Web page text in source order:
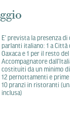
E' prevista la presenza di
parlanti italiano: 1 a Città
Oaxaca e 1 per il resto
Accompagnatore
costituiti da un minimo
12 pernottamenti e
10 pranzi in ristoranti
inclusa)